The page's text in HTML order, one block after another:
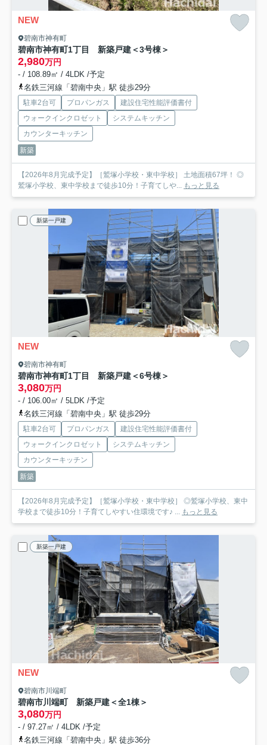
NEW
碧南市神有町
碧南市神有町1丁目 新築戸建＜3号棟＞
2,980万円
- / 108.89㎡ / 4LDK /予定
名鉄三河線「碧南中央」駅 徒歩29分
駐車2台可 プロパンガス
建設住宅性能評価書付
ウォークインクロゼット
システムキッチン
カウンターキッチン
新築
【2026年8月完成予定】［鷲塚小学校・東中学校］ 土地面積67坪！ ◎
鷲塚小学校、東中学校まで徒歩10分！子育てしや...
もっと見る
新築一戸建
NEW
碧南市神有町
碧南市神有町1丁目 新築戸建＜6号棟＞
3,080万円
- / 106.00㎡ / 5LDK /予定
名鉄三河線「碧南中央」駅 徒歩29分
駐車2台可 プロパンガス
建設住宅性能評価書付
ウォークインクロゼット
システムキッチン
カウンターキッチン
新築
【2026年8月完成予定】［鷲塚小学校・東中学校］ ◎鷲塚小学校、東中
学校まで徒歩10分！子育てしやすい住環境です♪ ...
もっと見る
新築一戸建
NEW
碧南市川端町
碧南市川端町 新築戸建＜全1棟＞
3,080万円
- / 97.27㎡ / 4LDK /予定
名鉄三河線「碧南中央」駅 徒歩36分